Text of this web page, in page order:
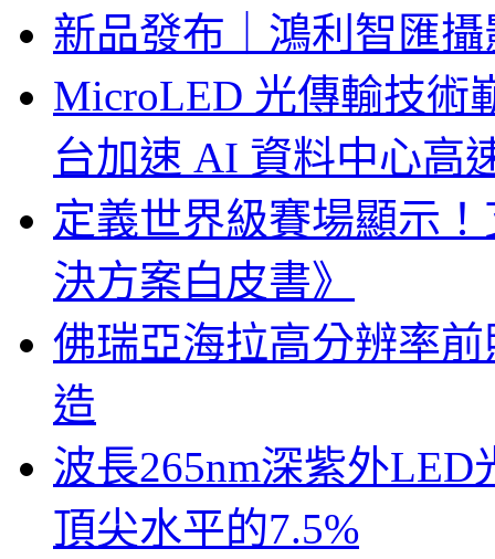
新品發布｜鴻利智匯
MicroLED 光傳輸技術
台加速 AI 資料中心高
定義世界級賽場顯示
決方案白皮書》
佛瑞亞海拉高分辨率
造
波長265nm深紫外
頂尖水平的7.5%